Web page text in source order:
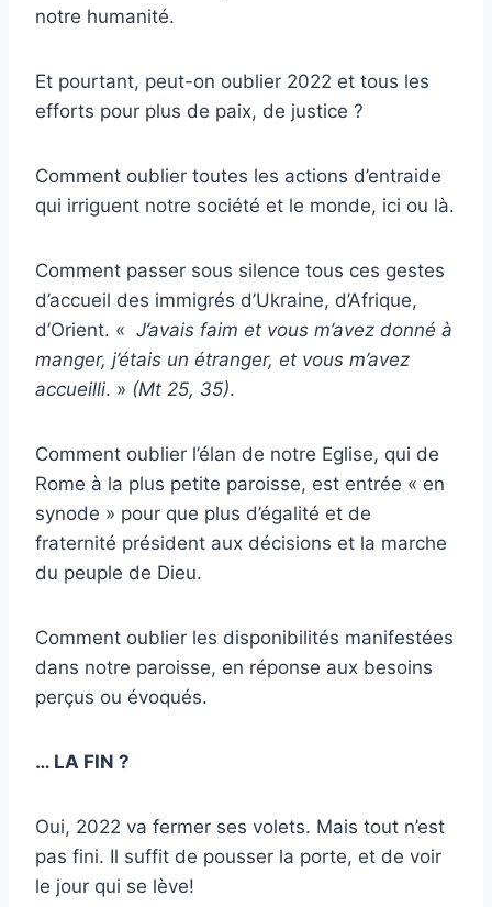
notre humanité.
Et pourtant, peut-on oublier 2022 et tous les
efforts pour plus de paix, de justice ?
Comment oublier toutes les actions d’entraide
qui irriguent notre société et le monde, ici ou là.
Comment passer sous silence tous ces gestes
d’accueil des immigrés d’Ukraine, d’Afrique,
d’Orient. « J’avais faim et vous m’avez donné à
manger, j’étais un étranger, et vous m’avez
accueilli. » (Mt 25, 35).
Comment oublier l’élan de notre Eglise, qui de
Rome à la plus petite paroisse, est entrée « en
synode » pour que plus d’égalité et de
fraternité président aux décisions et la marche
du peuple de Dieu.
Comment oublier les disponibilités manifestées
dans notre paroisse, en réponse aux besoins
perçus ou évoqués.
… LA FIN ?
Oui, 2022 va fermer ses volets. Mais tout n’est
pas fini. Il suffit de pousser la porte, et de voir
le jour qui se lève!